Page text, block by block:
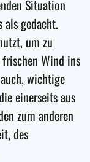
Situation
gedacht.
um zu
Wind ins
wichtige
einerseits aus
zum anderen
des